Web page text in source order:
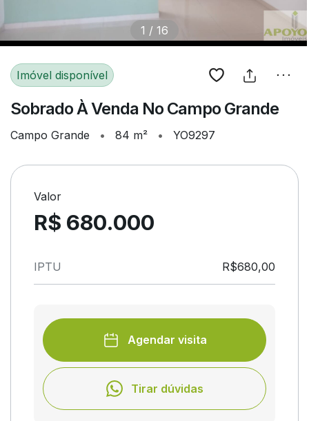
1 / 16
Imóvel disponível
Sobrado À Venda No Campo Grande
Campo Grande • 84 m² • YO9297
Valor
R$ 680.000
IPTU R$680,00
Agendar visita
Tirar dúvidas